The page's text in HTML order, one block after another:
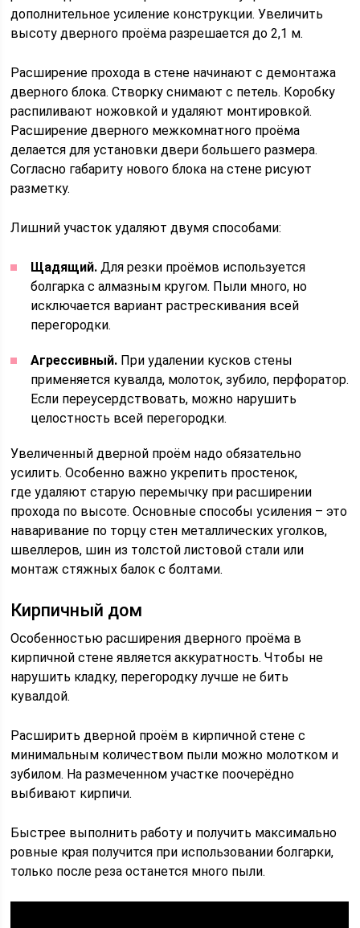
дополнительное усиление конструкции. Увеличить
высоту дверного проёма разрешается до 2,1 м.
Расширение прохода в стене начинают с демонтажа
дверного блока. Створку снимают с петель. Коробку
распиливают ножовкой и удаляют монтировкой.
Расширение дверного межкомнатного проёма
делается для установки двери большего размера.
Согласно габариту нового блока на стене рисуют
разметку.
Лишний участок удаляют двумя способами:
Щадящий. Для резки проёмов используется
болгарка с алмазным кругом. Пыли много, но
исключается вариант растрескивания всей
перегородки.
Агрессивный. При удалении кусков стены
применяется кувалда, молоток, зубило, перфоратор.
Если переусердствовать, можно нарушить
целостность всей перегородки.
Увеличенный дверной проём надо обязательно
усилить. Особенно важно укрепить простенок,
где удаляют старую перемычку при расширении
прохода по высоте. Основные способы усиления – это
наваривание по торцу стен металлических уголков,
швеллеров, шин из толстой листовой стали или
монтаж стяжных балок с болтами.
Кирпичный дом
Особенностью расширения дверного проёма в
кирпичной стене является аккуратность. Чтобы не
нарушить кладку, перегородку лучше не бить
кувалдой.
Расширить дверной проём в кирпичной стене с
минимальным количеством пыли можно молотком и
зубилом. На размеченном участке поочерёдно
выбивают кирпичи.
Быстрее выполнить работу и получить максимально
ровные края получится при использовании болгарки,
только после реза останется много пыли.